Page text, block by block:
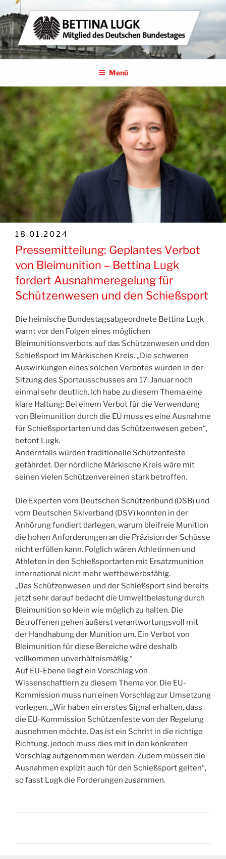
Zum
Inhalt
springen
BETTINA LUGK
MITGLIED DES DEUTSCHEN BUNDESTAGES
Menü
VERÖFFENTLICHT
AM
18.01.2024
Pressemitteilung: Geplantes Verbot
von Bleimunition – Bettina Lugk
fordert Ausnahmeregelung für
Schützenwesen und den Schießsport
Die heimische Bundestagsabgeordnete Bettina Lugk
warnt vor den Folgen eines möglichen
Bleimunitionsverbots auf das Schützenwesen und den
Schießsport im Märkischen Kreis. „Die schweren
Auswirkungen eines solchen Verbotes wurden in der
Sitzung des Sportausschusses am 17. Januar noch
einmal sehr deutlich. Ich habe zu diesem Thema eine
klare Haltung: Bei einem Verbot für die Verwendung
von Bleimunition durch die EU muss es eine Ausnahme
für Schießsportarten und das Schützenwesen geben“,
betont Lugk.
Andernfalls würden traditionelle Schützenfeste
gefährdet. Der nördliche Märkische Kreis wäre mit
seinen vielen Schützenvereinen stark betroffen.
Die Experten vom Deutschen Schützenbund (DSB) und
vom Deutschen Skiverband (DSV) konnten in der
Anhörung fundiert darlegen, warum bleifreie Munition
die hohen Anforderungen an die Präzision der Schüsse
nicht erfüllen kann. Folglich wären Athletinnen und
Athleten in den Schießsportarten mit Ersatzmunition
international nicht mehr wettbewerbsfähig.
„Das Schützenwesen und der Schießsport sind bereits
jetzt sehr darauf bedacht die Umweltbelastung durch
Bleimunition so klein wie möglich zu halten. Die
Betroffenen gehen äußerst verantwortungsvoll mit
der Handhabung der Munition um. Ein Verbot von
Bleimunition für diese Bereiche wäre deshalb
vollkommen unverhältnismäßig.“
Auf EU-Ebene liegt ein Vorschlag von
Wissenschaftlern zu diesem Thema vor. Die EU-
Kommission muss nun einen Vorschlag zur Umsetzung
vorlegen. „Wir haben ein erstes Signal erhalten, dass
die EU-Kommission Schützenfeste von der Regelung
ausnehmen möchte. Das ist ein Schritt in die richtige
Richtung, jedoch muss dies mit in den konkreten
Vorschlag aufgenommen werden. Zudem müssen die
Ausnahmen explizit auch für den Schießsport gelten“,
so fasst Lugk die Forderungen zusammen.